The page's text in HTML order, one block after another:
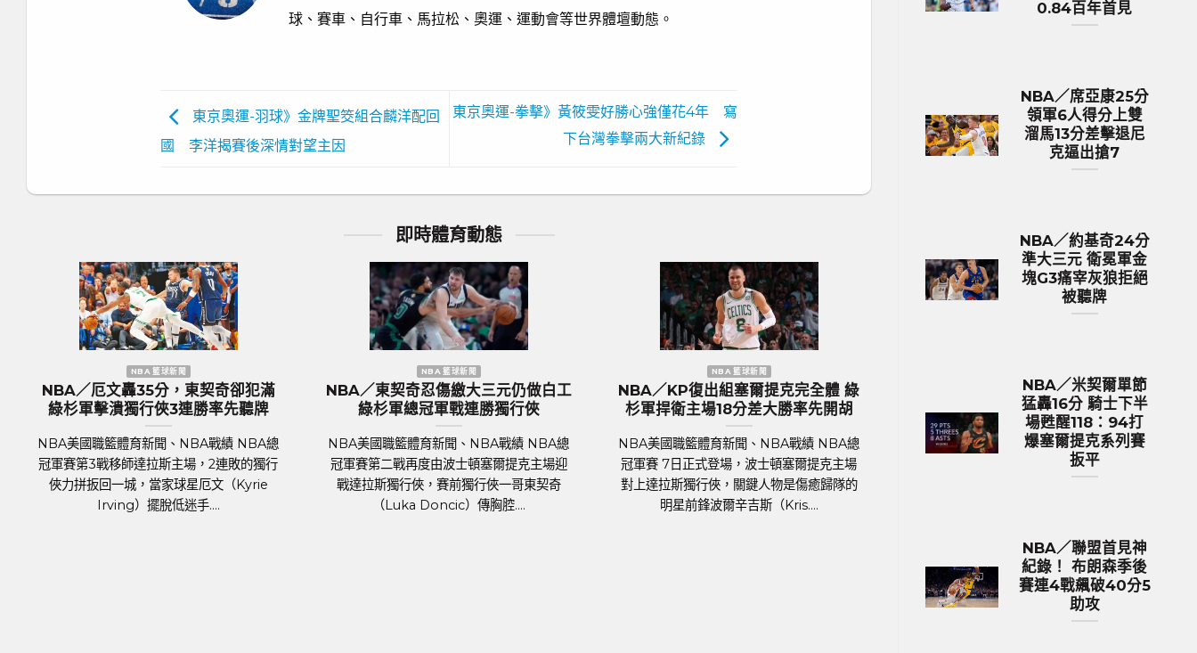
球、賽車、自行車、馬拉松、奧運、運動會等世界體壇動態。
東京奧運-羽球》金牌聖筊組合麟洋配回
國 李洋揭賽後深情對望主因
東京奧運-拳擊》黃筱雯好勝心強僅花4年 寫
下台灣拳擊兩大新紀錄
即時體育動態
體 綠
總
主場
歐洲國家盃 足球新聞
歐國盃／奪冠大熱門『三獅軍團』英
格蘭隊抵達德國受到上千球迷熱列歡
足球聯賽體育新聞、足球戰績 萬眾矚目的
2024年歐洲國家盃（UEFA Euro 2024）
將於6月14日於德國正式開踢。各國好手摩拳
歐洲國家盃 足球新聞
歐國盃／葡萄牙傳奇巨星C.羅納度最
後一舞？第六度參賽再創紀錄巔峰
足球聯賽體育新聞、足球戰績 2024年歐洲
國家盃即將於6月14日晚上在德國揭幕，39
歲的葡萄牙球星C.羅納度（Cristiano
Ronaldo）將再....
歐洲國家盃 足球新聞
2024歐國盃球隊身價排行 英格蘭身
價531億台幣傲視群雄
足球聯賽體育新聞、足球戰績 在今年德國舉
行的歐洲國家盃中，英格蘭以12.9億英鎊
（約531億新台幣）的總身價傲視群雄，成為
身價最高的球隊。根據英國體育....
MLB／今永昇太再次上演7局無失
生涯前9戰防禦率僅0.84百年首見
MLB美國職棒體育新聞、MLB戰績 MLB
加哥隊小熊日籍左投今永昇太（Shota
0.84百年首見
NBA／席亞康25分
領軍6人得分上雙
溜馬13分差擊退尼
克逼出搶7
NBA／約基奇24分
準大三元 衛冕軍金
塊G3痛宰灰狼拒絕
被聽牌
NBA／米契爾單節
猛轟16分 騎士下半
場甦醒118：94打
爆塞爾提克系列賽
扳平
NBA／聯盟首見神
紀錄！ 布朗森季後
賽連4戰飆破40分5
助攻